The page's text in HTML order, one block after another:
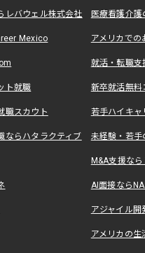
レバウェル株式会社 医療看護介
Mexico アメリカで
就活・転職
ト就職 新卒就活無料
職スカウト 若手ハイキ
ならハタラクティブ 未経験・若手
M&A支援な
AI面接なら
アジャイル
アメリカの